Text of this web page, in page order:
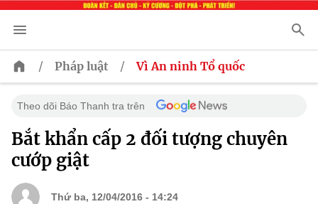
/ Pháp luật / Vì An ninh Tổ quốc
Theo dõi Báo Thanh tra trên
Bắt khẩn cấp 2 đối tượng chuyên
cướp giật
Thứ ba, 12/04/2016 - 14:24